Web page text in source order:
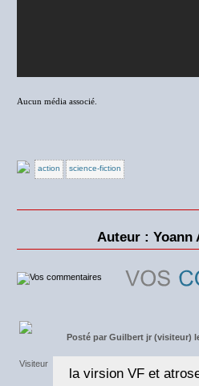
Aucun média associé.
action science-fiction
Auteur : Yoann
Posté par Guilbert jr (visiteur)
la virsion VF et